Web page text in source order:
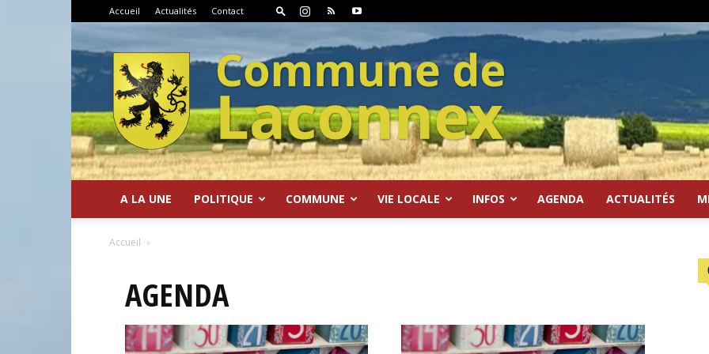
Accueil Actualités Contact
A LA UNE POLITIQUE COMMUNE VIE LOCALE INFOS AGENDA ACTUALITÉS
Accueil
AGENDA